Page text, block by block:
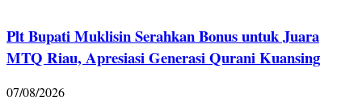
Plt Bupati Muklisin Serahkan Bonus untuk Juara
MTQ Riau, Apresiasi Generasi Qurani Kuansing
07/08/2026